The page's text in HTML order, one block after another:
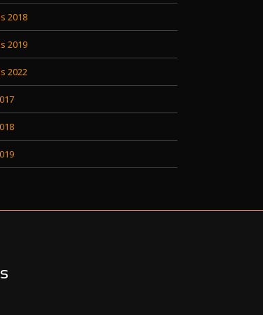
2018
2019
2022